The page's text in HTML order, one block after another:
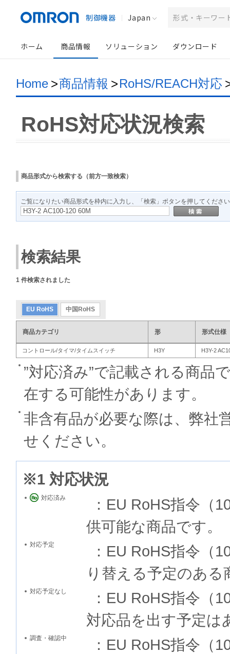
制御機器 Japan
ホーム 商品情報 ソリューション ダウンロード
Home >商品情報 >RoHS/REACH対応
RoHS対応状況検索
商品形式から検索する（前方一致検索）
ご覧になりたい商品形式を枠内に入力し、「検索」ボタンを押してくださ
検索結果
1 件検索されました
EU RoHS 中国RoHS
商品カテゴリ 形 形式仕様
コントロール/タイマ/タイムスイッチ H3Y H3Y-2
”対応済み”で記載される商品
在する可能性があります。
非含有品が必要な際は、弊社
せください。
※1 対応状況
対応済み
：EU RoHS指令（
供可能な商品です。
対応予定
：EU RoHS指令（
り替える予定のある
対応予定なし
：EU RoHS指令（
対応品を出す予定は
調査・確認中
：EU RoHS指令（